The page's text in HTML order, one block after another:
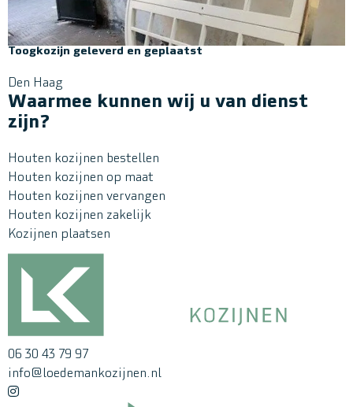
Toogkozijn geleverd en geplaatst
Den Haag
Waarmee kunnen wij u van dienst
zijn?
Houten kozijnen bestellen
Houten kozijnen op maat
Houten kozijnen vervangen
Houten kozijnen zakelijk
Kozijnen plaatsen
06 30 43 79 97
info@loedemankozijnen.nl